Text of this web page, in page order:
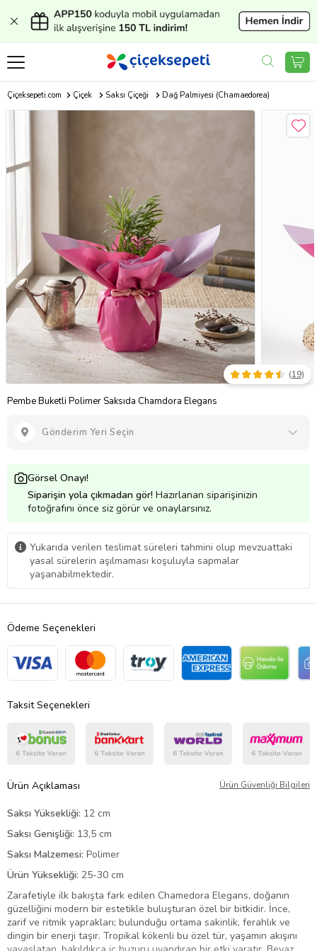
Çiçeksepeti.com Çiçek Saksı Çiçeği Dağ Palmiyesi (Chamaedorea)
Pembe Buketli Polimer Saksıda Chamdora Elegans
(19)
Gönderim Yeri Seçin
Görsel Onayı!
Siparişin yola çıkmadan gör! Hazırlanan siparişinizin
fotoğrafını önce siz görür ve onaylarsınız.
Yukarıda verilen teslimat süreleri tahmini olup mevzuattaki
yasal sürelerin aşılmaması koşuluyla sapmalar
yaşanabilmektedir.
Ödeme Seçenekleri
Taksit Seçenekleri
Ürün Açıklaması Ürün Güvenliği Bilgileri
Saksı Yüksekliği: 12 cm
Saksı Genişliği: 13,5 cm
Saksı Malzemesi: Polimer
Ürün Yüksekliği: 25-30 cm
Zarafetiyle ilk bakışta fark edilen Chamedora Elegans, doğanın
güzelliğini modern bir estetikle buluşturan özel bir bitkidir. İnce,
zarif ve ritmik yaprakları; bulunduğu ortama sakinlik, ferahlık ve
dingin bir enerji taşır. Tropikal kökenli bu özel tür, yaşamın akışını